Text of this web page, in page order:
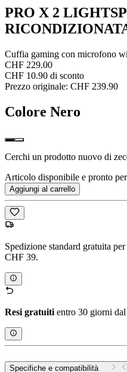
PRO X 2
Cuffia gaming con microfono
CHF 229.00
CHF 10.90 di sconto
Prezzo originale: CHF 239.90
Colore Nero
Cerchi un prodotto nuovo di
Articolo disponibile e pronto
Aggiungi al carrello
Spedizione standard gratuita
CHF 39.
Resi gratuiti entro 30 giorni
Specifiche e compatibilità